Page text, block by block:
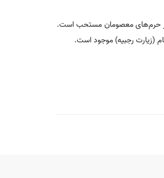
در حرم‌های معصومان مستحب است.
(زیارت رجبیه) موجود است.